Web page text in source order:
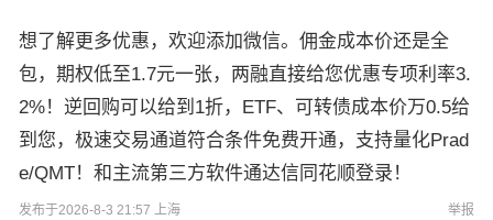
想了解更多优惠，欢迎添加微信。佣金成本价还是全
包，期权低至1.7元一张，两融直接给您优惠专项利率3.
2%！逆回购可以给到1折，ETF、可转债成本价万0.5给
到您，极速交易通道符合条件免费开通，支持量化Prad
e/QMT！和主流第三方软件通达信同花顺登录！
发布于2026-8-3 21:57 上海 举报